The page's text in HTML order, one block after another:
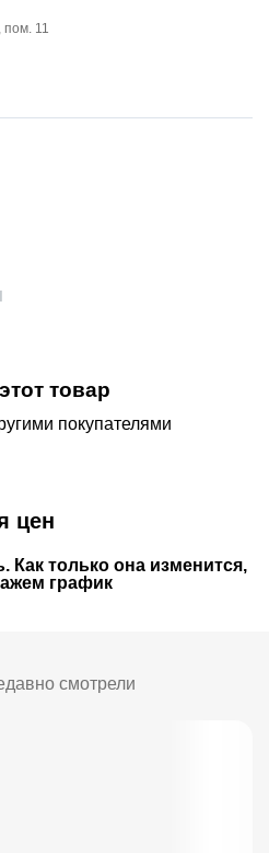
пом. 11
товар
покупателями
цен
Как только она изменится,
график
смотрели